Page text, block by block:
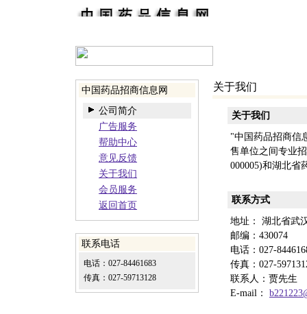
中国药品招商信息网
公司简介
广告服务
帮助中心
意见反馈
关于我们
会员服务
返回首页
联系电话
电话：027-84461683
传真： 027-59713128
关于我们
关于我们
"中国药品招商信
售单位之间专业
000005)和湖北省
联系方式
地址： 湖北省武
邮编：430074
电话：027-
传真：027-
联系人：贾先生
E-mail：